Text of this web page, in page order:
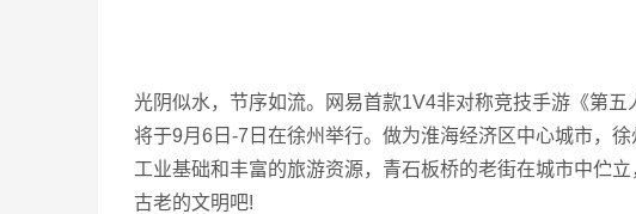
光阴似水，节序如流。网易首款1V4非对称竞技手游《第
将于9月6日-7日在徐州举行。做为淮海经济区中心城市，
工业基础和丰富的旅游资源，青石板桥的老街在城市中伫
古老的文明吧!